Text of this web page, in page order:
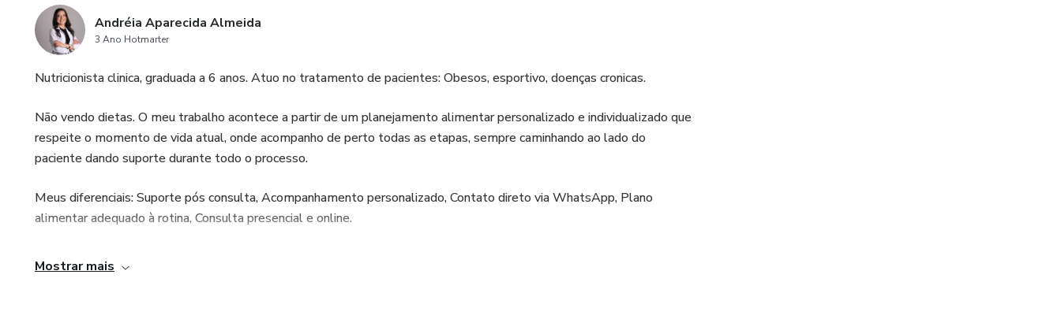
Andréia Aparecida Almeida
3 Ano Hotmarter
Nutricionista clinica, graduada a 6 anos. Atuo no tratamento de pacientes: Obesos, esportivo, doenças cronicas.
Não vendo dietas. O meu trabalho acontece a partir de um planejamento alimentar personalizado e individualizado que
respeite o momento de vida atual, onde acompanho de perto todas as etapas, sempre caminhando ao lado do
paciente dando suporte durante todo o processo.
Meus diferenciais: Suporte pós consulta, Acompanhamento personalizado, Contato direto via WhatsApp, Plano
alimentar adequado à rotina, Consulta presencial e online.
Mostrar mais